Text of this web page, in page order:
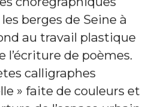
chorégraphiques
berges de Seine à
au travail plastique
de poèmes.
calligraphes
» faite de couleurs et